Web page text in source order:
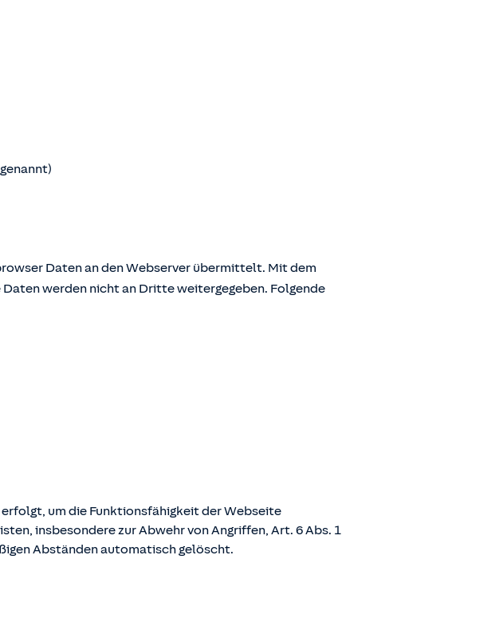
Daten an den Webserver übermittelt. Mit dem
werden nicht an Dritte weitergegeben. Folgende
um die Funktionsfähigkeit der Webseite
insbesondere zur Abwehr von Angriffen, Art. 6 Abs. 1
Abständen automatisch gelöscht.